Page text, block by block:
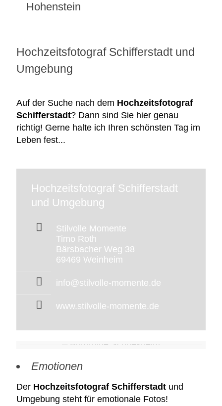
Hohenstein
Hochzeitsfotograf Schifferstadt und
Umgebung
Auf der Suche nach dem Hochzeitsfotograf
Schifferstadt? Dann sind Sie hier genau
richtig! Gerne halte ich Ihren schönsten Tag im
Leben fest...
Hochzeitsfotograf Schifferstadt
und Umgebung
Stilvolle Momente
Timo Roth
Bärsbacher Weg 38
69469 Weinheim
info@stilvolle-momente.de
www.stilvolle-momente.de
Emotionen
Der Hochzeitsfotograf Schifferstadt und
Umgebung steht für emotionale Fotos!